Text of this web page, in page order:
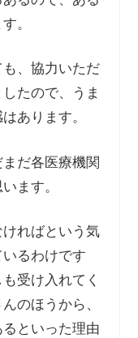
。
、協力いただ
たので、うま
あります。
だ各医療機関
ます。
ればという気
るわけです
受け入れてく
のほうから、
といった理由